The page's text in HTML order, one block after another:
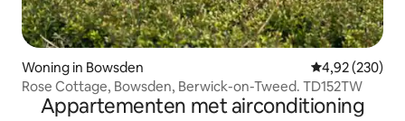
Woning in Bowsden Gemiddelde
4,92 (230)
Rose Cottage, Bowsden, Berwick-on-Tweed. TD152TW
Appartementen met airconditioning